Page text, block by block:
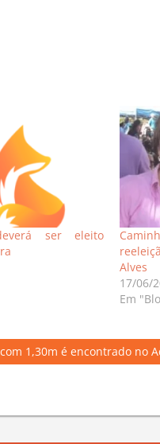
ser eleito
Alves
17/06/
Em
1,30m é encontrado no